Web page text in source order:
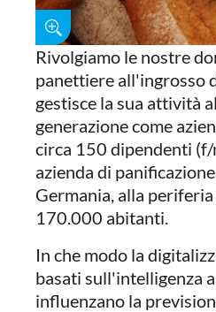
Rivolgiamo le nostre
panettiere all'ingrosso
gestisce la sua attività
generazione come
circa 150 dipendenti (f/
azienda di
Germania, alla
170.000 abitanti.
In che modo la
basati sull'intelligenza
influenzano la